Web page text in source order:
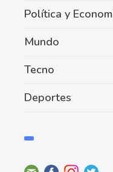
Política y
Mundo
Tecno
Deportes